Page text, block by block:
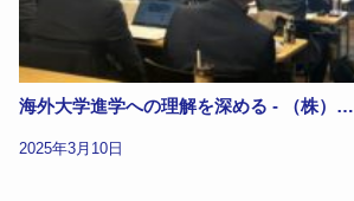
海外大学進学への理解を深める - （株）…
2025年3月10日